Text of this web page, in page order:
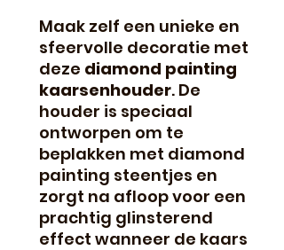
Maak zelf een unieke en
sfeervolle decoratie met
deze diamond painting
kaarsenhouder. De
houder is speciaal
ontworpen om te
beplakken met diamond
painting steentjes en
zorgt na afloop voor een
prachtig glinsterend
effect wanneer de kaars